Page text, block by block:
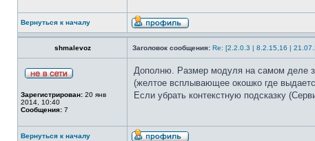
Вернуться к началу
shmalevoz Заголовок сообщения: Re: [2.2.0.3 | 8.2.15,16 |
Зарегистрирован: 20 янв
2014, 10:40
Сообщения: 7
Дополню. Размер модуля на самом деле
(желтое всплывающее окошко где
Если убрать контекстную подсказку
Вернуться к началу